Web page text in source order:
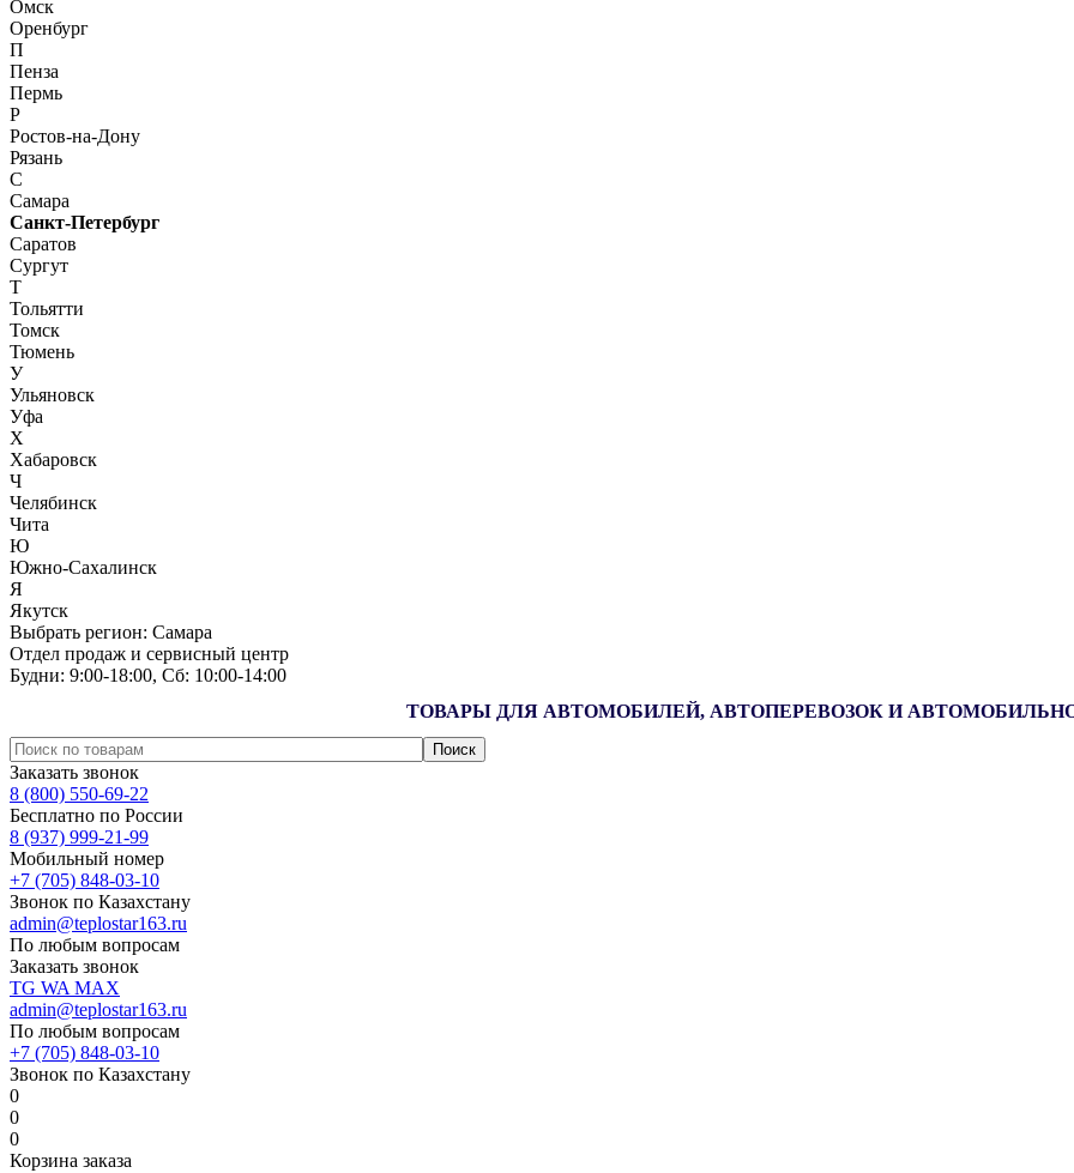
Омск
Оренбург
П
Пенза
Пермь
Р
Ростов-на-Дону
Рязань
С
Самара
Санкт-Петербург
Саратов
Сургут
Т
Тольятти
Томск
Тюмень
У
Ульяновск
Уфа
Х
Хабаровск
Ч
Челябинск
Чита
Ю
Южно-Сахалинск
Я
Якутск
Выбрать регион: Самара
Отдел продаж и сервисный центр
Будни: 9:00‑18:00, Сб: 10:00‑14:00
ТОВАРЫ ДЛЯ АВТОМОБИЛЕЙ, АВТОПЕРЕВОЗОК И
Заказать звонок
8 (800) 550-69-22
Бесплатно по России
8 (937) 999-21-99
Мобильный номер
+7 (705) 848-03-10
Звонок по Казахстану
admin@teplostar163.ru
По любым вопросам
Заказать звонок
TG WA MAX
admin@teplostar163.ru
По любым вопросам
+7 (705) 848-03-10
Звонок по Казахстану
0
0
0
Корзина заказа